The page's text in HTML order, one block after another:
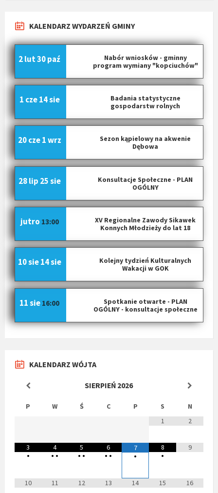
KALENDARZ WYDARZEŃ GMINY
Nabór wniosków - gminny
program wymiany "kopciuchów"
2 lut30 paź
Badania statystyczne
gospodarstw rolnych
1 cze 14 sie
Sezon kąpielowy na akwenie
Dębowa
20 cze 1 wrz
Konsultacje Społeczne - PLAN
OGÓLNY
28 lip 25 sie
XV Regionalne Zawody Sikawek
Konnych Młodzieży do lat 18
jutro 13:00
Kolejny tydzień Kulturalnych
Wakacji w GOK
10 sie 14 sie
Spotkanie otwarte - PLAN
OGÓLNY - konsultacje społeczne
11 sie 16:00
KALENDARZ WÓJTA
SIERPIEŃ 2026
P W Ś C P S
N
1
2
3
•
4
• •
5
• •
6
• •
7
•
8
•
9
10 11 12 13 14 15 16